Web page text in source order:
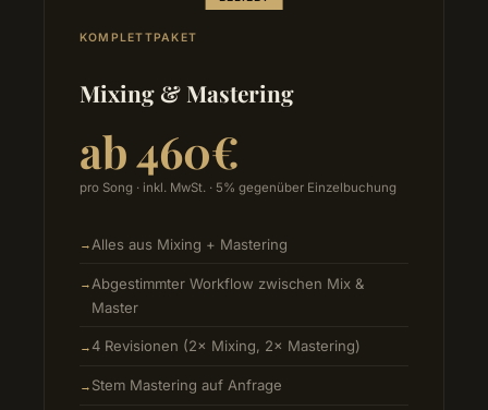
KOMPLETTPAKET
Mixing & Mastering
ab 460€
pro Song · inkl. MwSt. · 5% gegenüber Einzelbuchung
Alles aus Mixing + Mastering
Abgestimmter Workflow zwischen Mix &
Master
4 Revisionen (2× Mixing, 2× Mastering)
Stem Mastering auf Anfrage